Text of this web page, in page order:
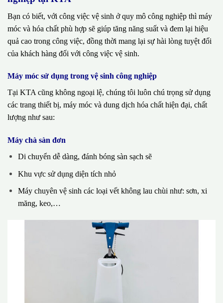
Bạn có biết, với công việc vệ sinh ở quy mô công nghiệp thì máy
móc và hóa chất phù hợp sẽ giúp tăng năng suất và đem lại hiệu
quả cao trong công việc, đồng thời mang lại sự hài lòng tuyệt đối
của khách hàng đối với công việc vệ sinh.
Máy móc sử dụng trong vệ sinh công nghiệp
Tại KTA cũng không ngoại lệ, chúng tôi luôn chú trọng sử dụng
các trang thiết bị, máy móc và dung dịch hóa chất hiện đại, chất
lượng như sau:
Máy chà sàn đơn
Di chuyển dễ dàng, đánh bóng sàn sạch sẽ
Khu vực sử dụng diện tích nhỏ
Máy chuyên vệ sinh các loại vết không lau chùi như: sơn, xi
măng, keo,…